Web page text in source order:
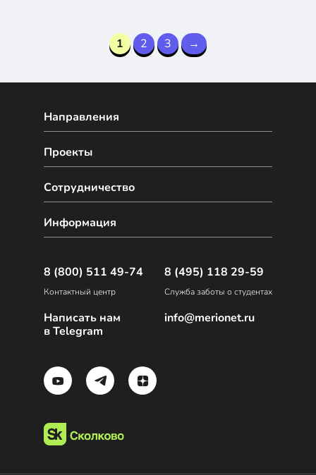
1 2 3 →
Направления
Сотрудничество
Проекты
Информация
8 (800) 511 49-74
Контактный центр
Написать нам
в Telegram
8 (495) 118 29-59
Служба заботы о студентах
info@merionet.ru